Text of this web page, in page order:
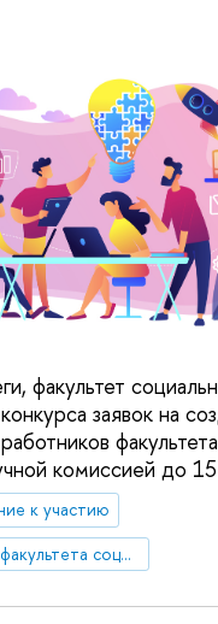
факультет
заявок на
комиссией до
к участию
Проектные группы факультета социальных наук